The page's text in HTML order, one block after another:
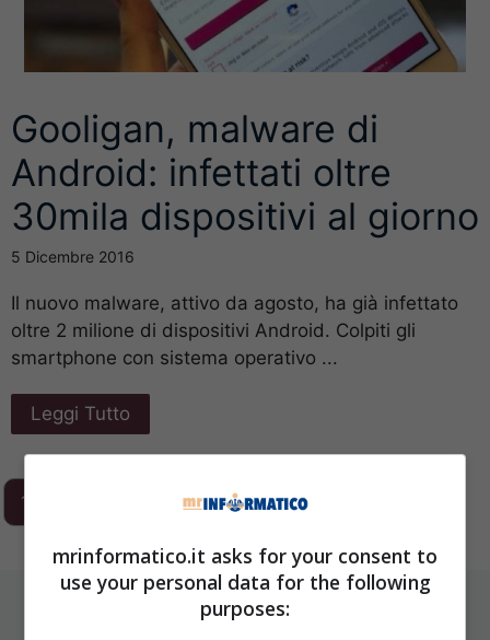
Gooligan, malware di
Android: infettati oltre
30mila dispositivi al giorno
5 Dicembre 2016
Il nuovo malware, attivo da agosto, ha già infettato
oltre 2 milione di dispositivi Android. Colpiti gli
smartphone con sistema operativo ...
Leggi Tutto
1 … 293 Next
mrinformatico.it asks for your consent to
use your personal data for the following
purposes: